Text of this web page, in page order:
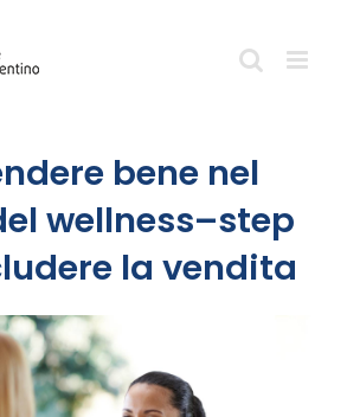
bene nel
wellness–step
la vendita